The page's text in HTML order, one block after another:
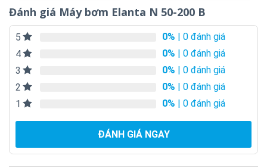
Đánh giá Máy bơm Elanta N 50-200 B
5 0% | 0 đánh giá
4
0% | 0 đánh giá
3
0% | 0 đánh giá
2
0% | 0 đánh giá
1
0% | 0 đánh giá
ĐÁNH GIÁ NGAY